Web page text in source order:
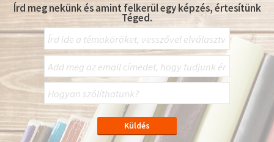
Írd meg nekünk és amint felkerül egy képzés, értesítünk
Téged.